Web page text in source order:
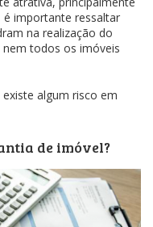
é importante ressaltar
na realização do
todos os imóveis
algum risco em
de imóvel?